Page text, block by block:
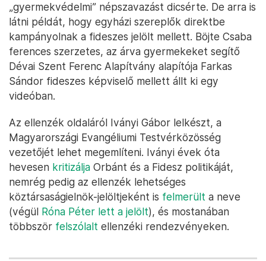
„gyermekvédelmi” népszavazást dicsérte. De arra is
látni példát, hogy egyházi szereplők direktbe
kampányolnak a fideszes jelölt mellett. Böjte Csaba
ferences szerzetes, az árva gyermekeket segítő
Dévai Szent Ferenc Alapítvány alapítója Farkas
Sándor fideszes képviselő mellett állt ki egy
videóban.
Az ellenzék oldaláról Iványi Gábor lelkészt, a
Magyarországi Evangéliumi Testvérközösség
vezetőjét lehet megemlíteni. Iványi évek óta
hevesen kritizálja Orbánt és a Fidesz politikáját,
nemrég pedig az ellenzék lehetséges
köztársaságielnök-jelöltjeként is felmerült a neve
(végül Róna Péter lett a jelölt), és mostanában
többször felszólalt ellenzéki rendezvényeken.